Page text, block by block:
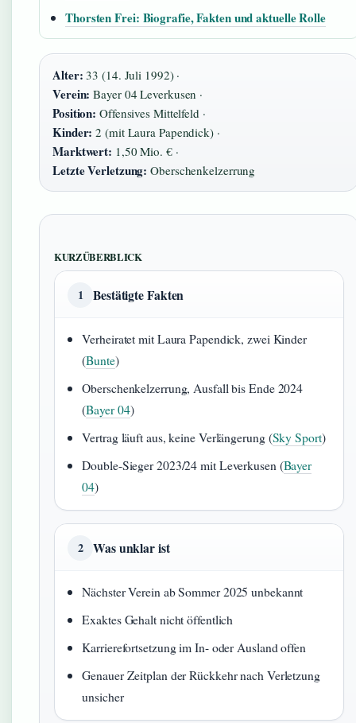
Thorsten Frei: Biografie, Fakten und aktuelle Rolle
Alter: 33 (14. Juli 1992) ·
Verein: Bayer 04 Leverkusen ·
Position: Offensives Mittelfeld ·
Kinder: 2 (mit Laura Papendick) ·
Marktwert: 1,50 Mio. € ·
Letzte Verletzung: Oberschenkelzerrung
KURZÜBERBLICK
1 Bestätigte Fakten
Verheiratet mit Laura Papendick, zwei Kinder
(Bunte)
Oberschenkelzerrung, Ausfall bis Ende 2024
(Bayer 04)
Vertrag läuft aus, keine Verlängerung (Sky Sport)
Double-Sieger 2023/24 mit Leverkusen (Bayer
04)
2 Was unklar ist
Nächster Verein ab Sommer 2025 unbekannt
Exaktes Gehalt nicht öffentlich
Karrierefortsetzung im In- oder Ausland offen
Genauer Zeitplan der Rückkehr nach Verletzung
unsicher